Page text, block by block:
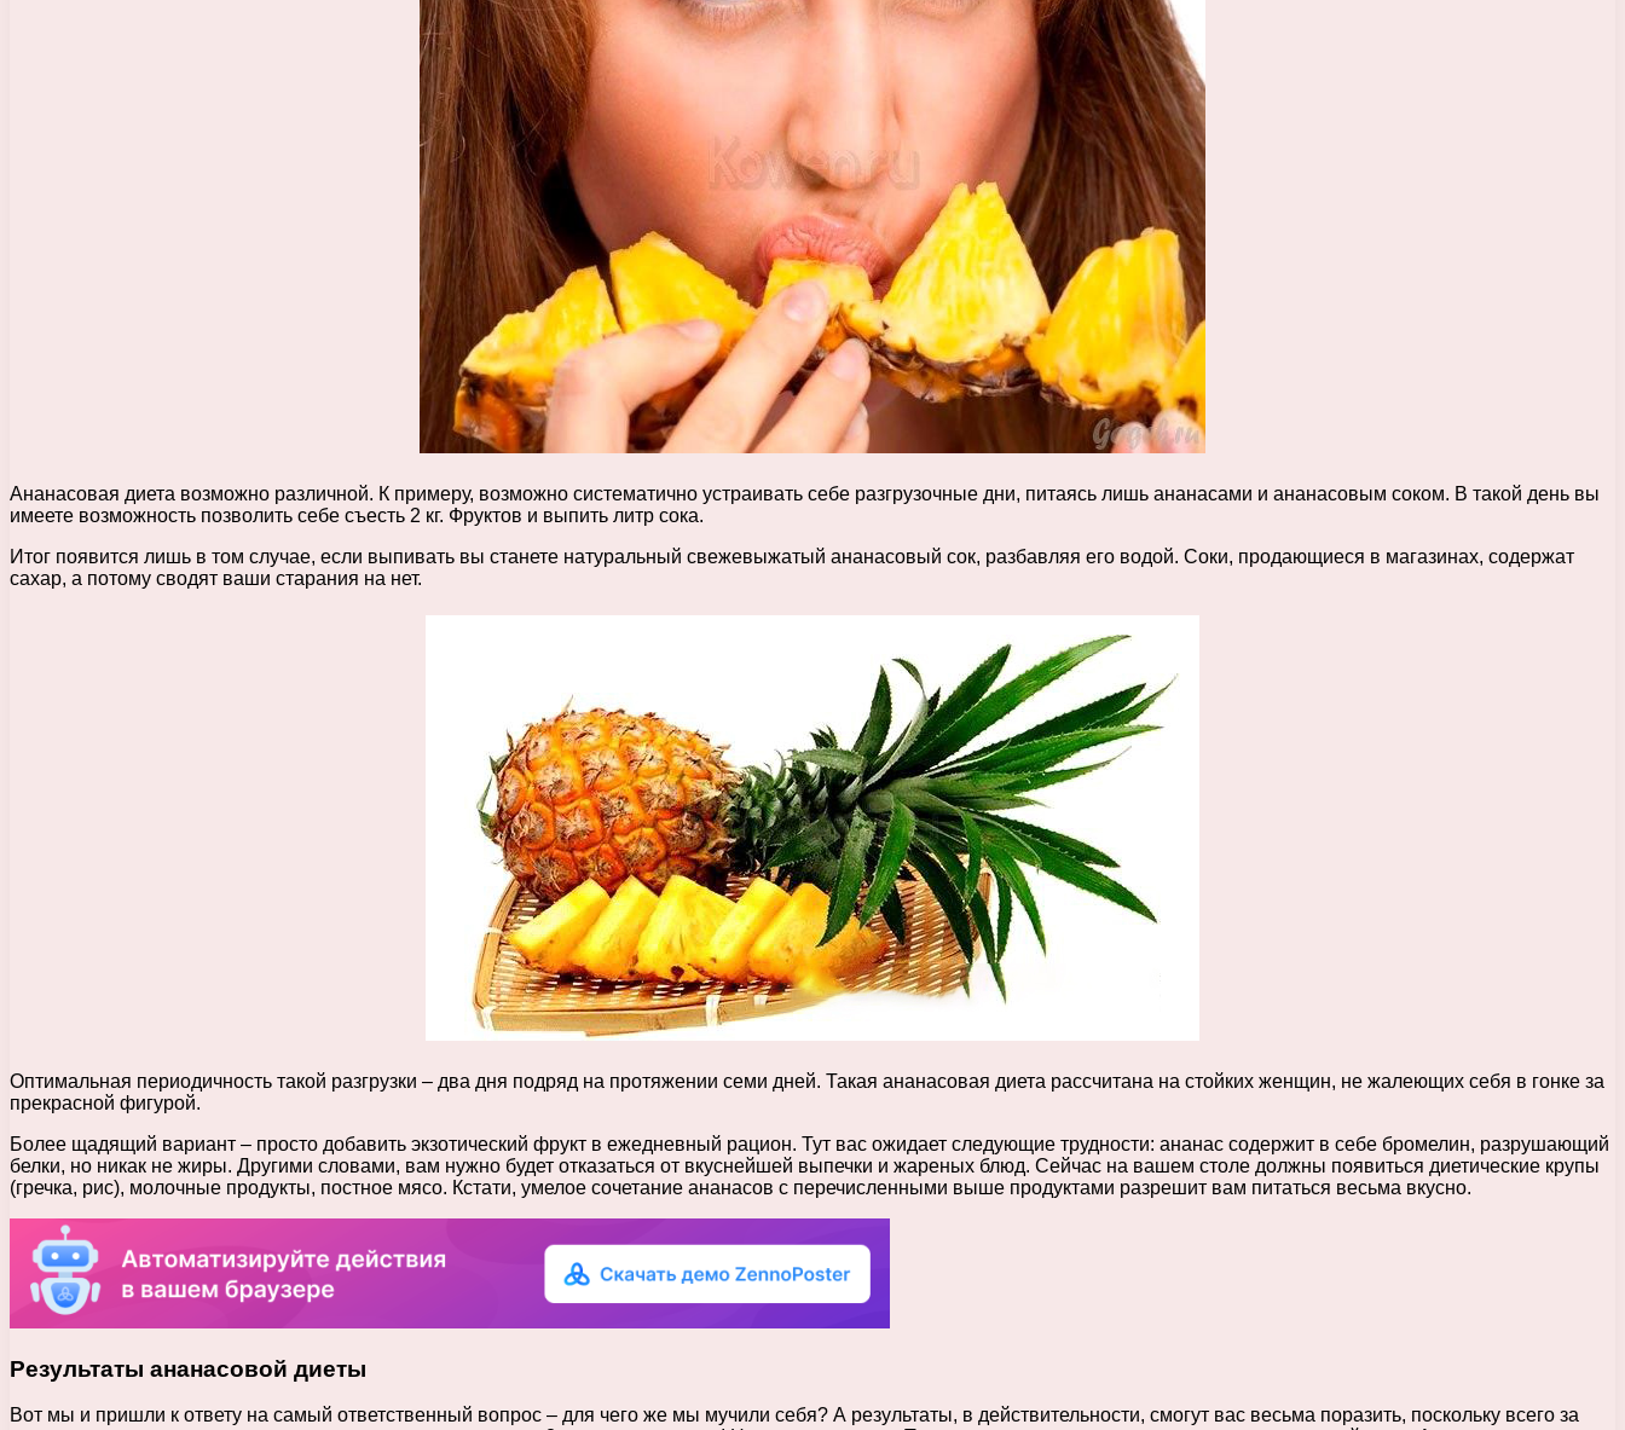
Ананасовая диета возможно различной. К примеру, возможно систематично устраивать себе разгрузочные дни, питаясь лишь ананасами и ананасовым соком. В такой день вы
имеете возможность позволить себе съесть 2 кг. Фруктов и выпить литр сока.
Итог появится лишь в том случае, если выпивать вы станете натуральный свежевыжатый ананасовый сок, разбавляя его водой. Соки, продающиеся в магазинах, содержат
сахар, а потому сводят ваши старания на нет.
Оптимальная периодичность такой разгрузки – два дня подряд на протяжении семи дней. Такая ананасовая диета рассчитана на стойких женщин, не жалеющих себя в гонке за
прекрасной фигурой.
Более щадящий вариант – просто добавить экзотический фрукт в ежедневный рацион. Тут вас ожидает следующие трудности: ананас содержит в себе бромелин, разрушающий
белки, но никак не жиры. Другими словами, вам нужно будет отказаться от вкуснейшей выпечки и жареных блюд. Сейчас на вашем столе должны появиться диетические крупы
(гречка, рис), молочные продукты, постное мясо. Кстати, умелое сочетание ананасов с перечисленными выше продуктами разрешит вам питаться весьма вкусно.
Результаты ананасовой диеты
Вот мы и пришли к ответу на самый ответственный вопрос – для чего же мы мучили себя? А результаты, в действительности, смогут вас весьма поразить, поскольку всего за